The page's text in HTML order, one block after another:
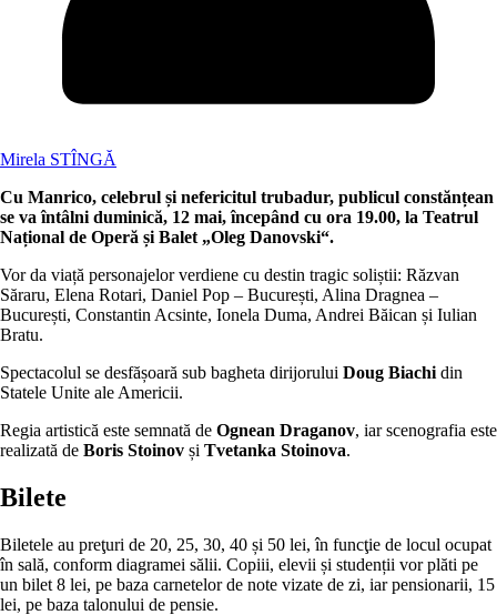
Mirela STÎNGĂ
Cu Manrico, celebrul și nefericitul trubadur, publicul constănțean
se va întâlni duminică, 12 mai, începând cu ora 19.00, la Teatrul
Național de Operă și Balet „Oleg Danovski“.
Vor da viață personajelor verdiene cu destin tragic soliștii: Răzvan
Săraru, Elena Rotari, Daniel Pop – București, Alina Dragnea –
București, Constantin Acsinte, Ionela Duma, Andrei Băican și Iulian
Bratu.
Spectacolul se desfășoară sub bagheta dirijorului Doug Biachi din
Statele Unite ale Americii.
Regia artistică este semnată de Ognean Draganov, iar scenografia este
realizată de Boris Stoinov și Tvetanka Stoinova.
Bilete
Biletele au preţuri de 20, 25, 30, 40 și 50 lei, în funcţie de locul ocupat
în sală, conform diagramei sălii. Copiii, elevii și studenții vor plăti pe
un bilet 8 lei, pe baza carnetelor de note vizate de zi, iar pensionarii, 15
lei, pe baza talonului de pensie.